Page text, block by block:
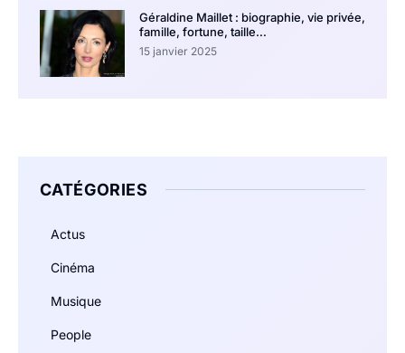
Géraldine Maillet : biographie, vie privée,
famille, fortune, taille…
15 janvier 2025
CATÉGORIES
Actus
Cinéma
Musique
People